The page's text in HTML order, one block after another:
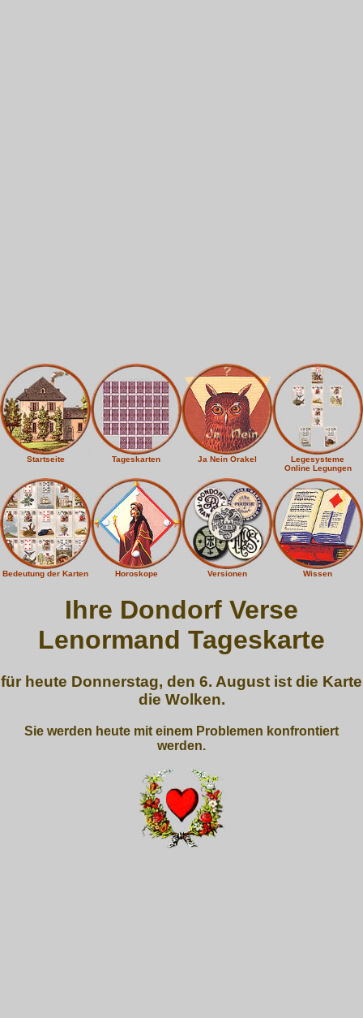
Startseite Tageskarten Ja Nein Orakel
Legesysteme
Online Legungen
Bedeutung der Karten Horoskope Versionen Wissen
Ihre Dondorf Verse
Lenormand Tageskarte
für heute Donnerstag, den 6. August ist die Karte
die Wolken.
Sie werden heute mit einem Problemen konfrontiert
werden.